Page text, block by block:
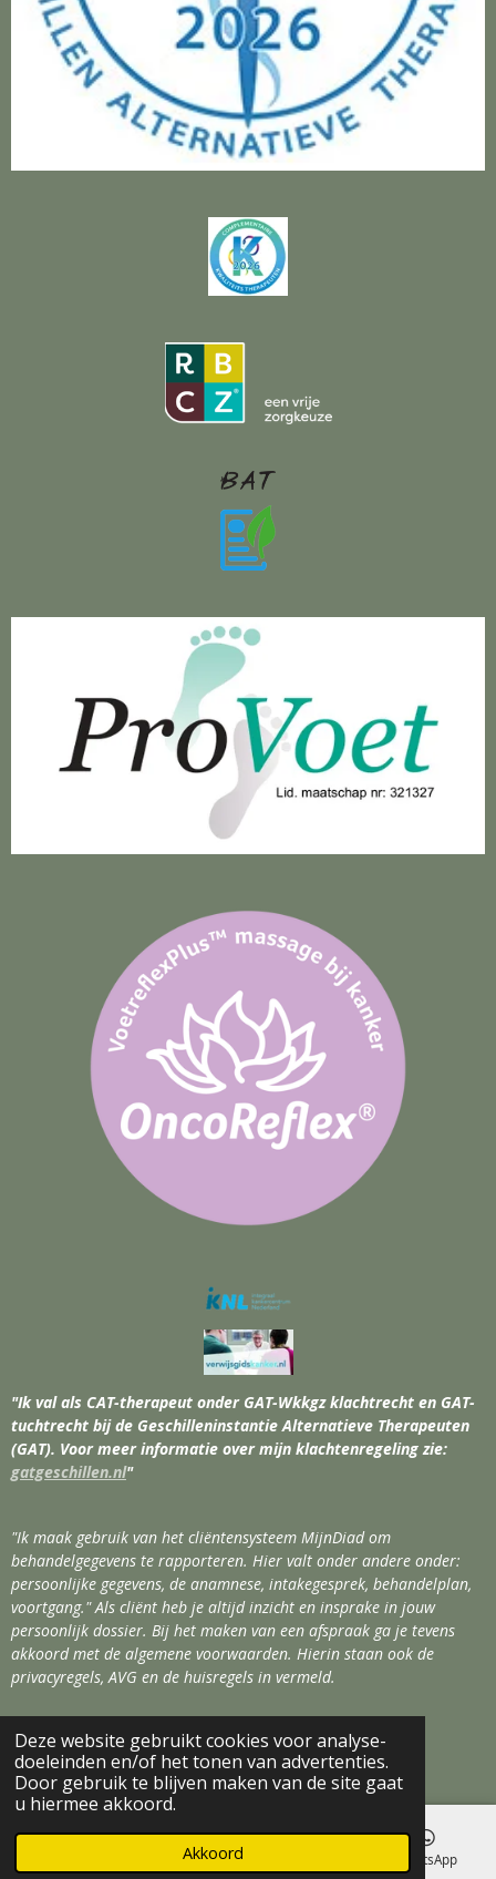
Deze website gebruikt cookies voor analyse-
doeleinden en/of het tonen van advertenties.
Door gebruik te blijven maken van de site gaat
u hiermee akkoord.
Akkoord
"Ik val als CAT-therapeut onder GAT-Wkkgz klachtrecht en GAT-
tuchtrecht bij de Geschilleninstantie Alternatieve Therapeuten
(GAT). Voor meer informatie over mijn klachtenregeling zie:
gatgeschillen.nl"
"Ik maak gebruik van het cliëntensysteem MijnDiad om
behandelgegevens te rapporteren. Hier valt onder andere onder:
persoonlijke gegevens, de anamnese, intakegesprek, behandelplan,
voortgang." Als cliënt heb je altijd inzicht en insprake in jouw
persoonlijk dossier. Bij het maken van een afspraak ga je tevens
akkoord met de algemene voorwaarden. Hierin staan ook de
privacyregels, AVG en de huisregels in vermeld.
© 2020CopywrightHolistic Flow
Powered byJouwWeb
Kaart WhatsApp